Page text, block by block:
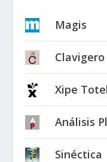
Magis
Clavigero
Xipe
Análisis
Sinéctica